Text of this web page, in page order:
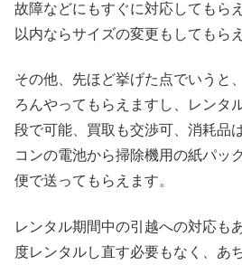
故障などにもすぐに対応してもら
以内ならサイズの変更もしてもら
その他、先ほど挙げた点でいうと
ろんやってもらえますし、レンタ
段で可能、買取も交渉可、消耗品
コンの電池から掃除機用の紙パッ
便で送ってもらえます。
レンタル期間中の引越への対応も
度レンタルし直す必要もなく、あ